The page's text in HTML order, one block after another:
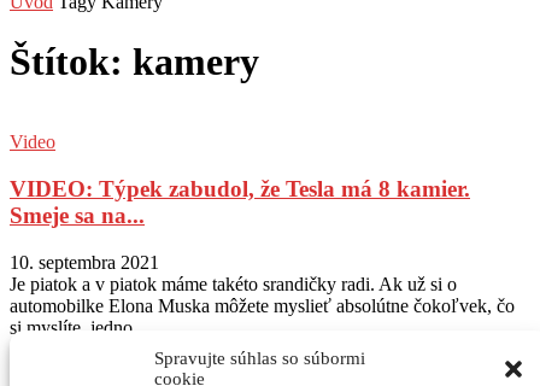
Spravujte súhlas so súbormi
cookie
Štítok: kamery
Video
VIDEO: Týpek zabudol, že Tesla má 8 kamier.
Smeje sa na...
10. septembra 2021
Je piatok a v piatok máme takéto srandičky radi. Ak už si o
automobilke Elona Muska môžete myslieť absolútne čokoľvek, čo
si myslíte, jedno...
Sledujte nás na Instagram